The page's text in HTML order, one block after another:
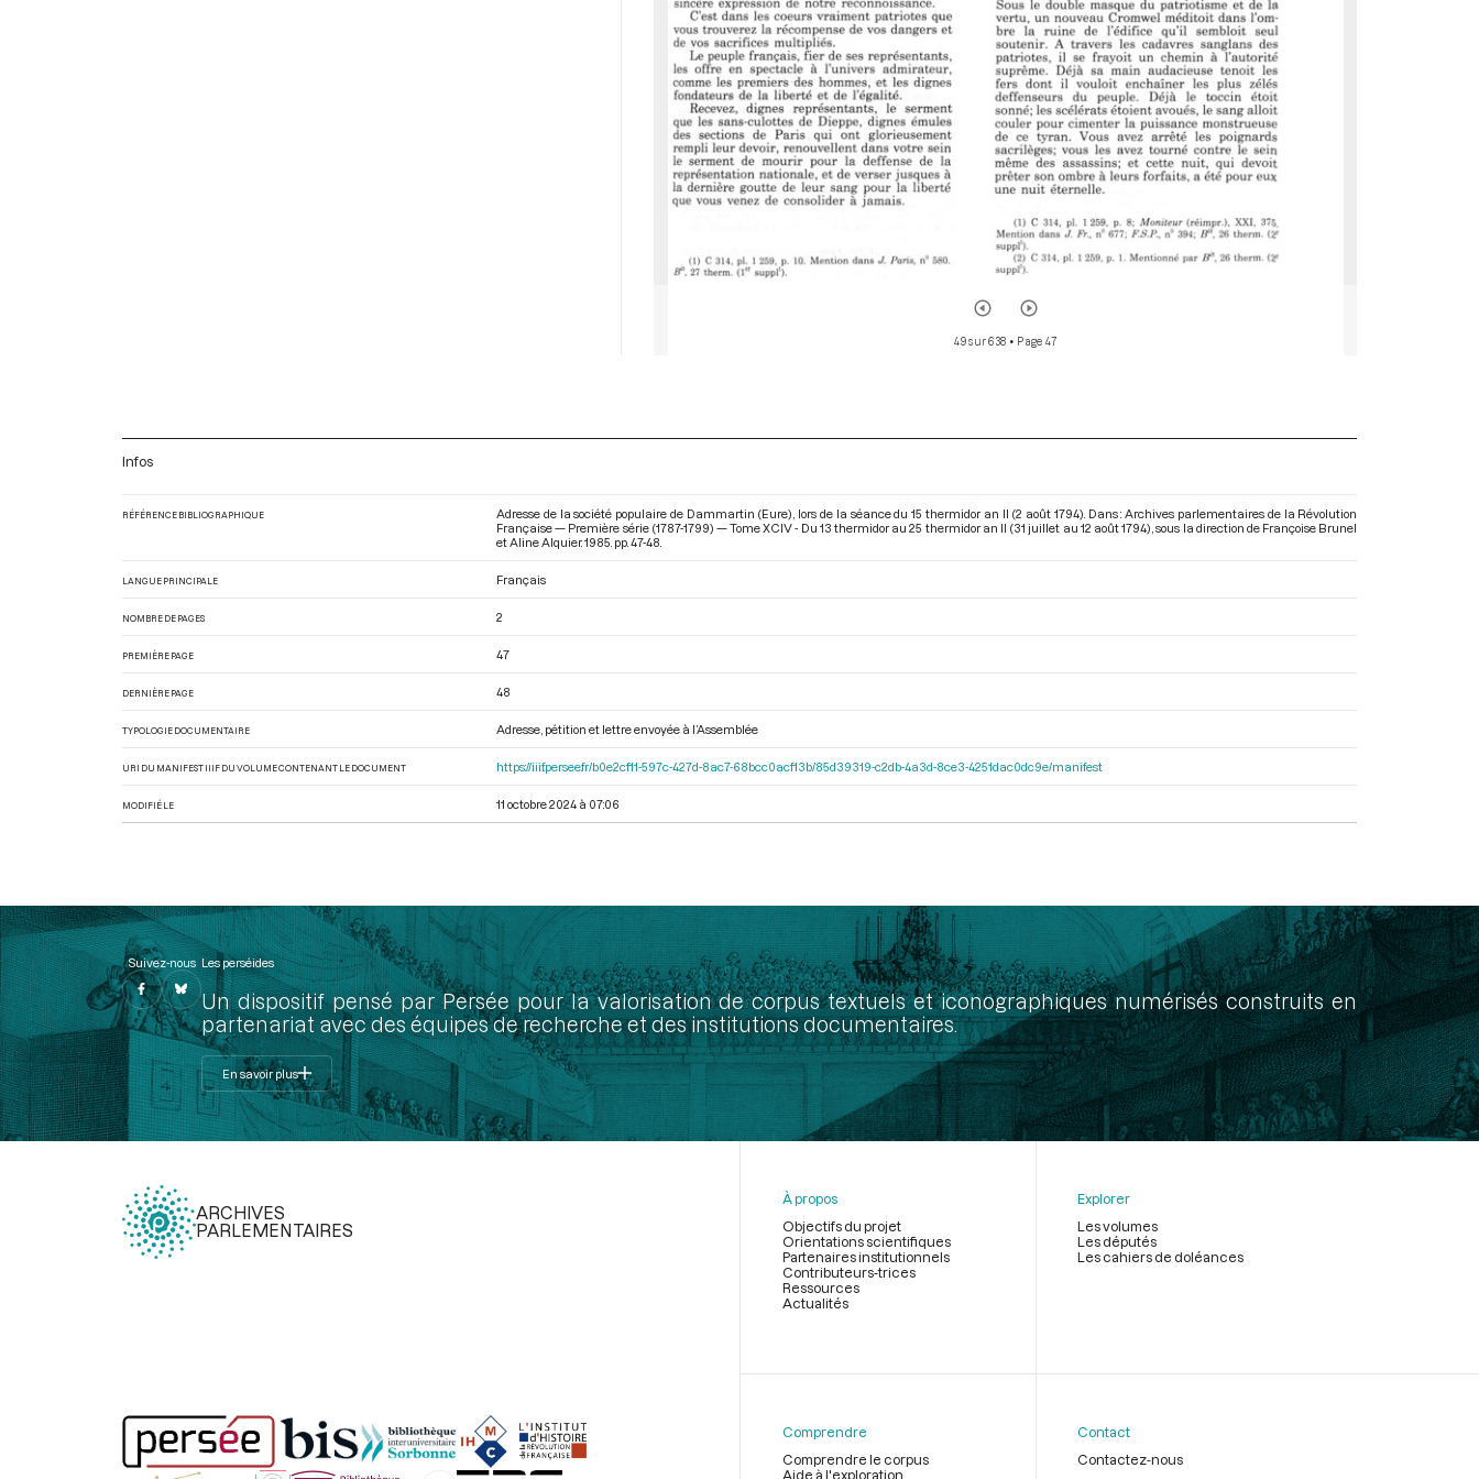
49 sur 638 • Page 47
Infos
RÉFÉRENCE BIBLIOGRAPHIQUE
Adresse de la société populaire de Dammartin (Eure), lors de la séance du 15 thermidor an II (2 août 1794). Dans : Archives parlementaires de la Révolution
Française — Première série (1787-1799) — Tome XCIV - Du 13 thermidor au 25 thermidor an II (31 juillet au 12 août 1794) , sous la direction de Françoise Brunel
et Aline Alquier. 1985. pp. 47-48.
LANGUE PRINCIPALE Français
NOMBRE DE PAGES 2
PREMIÈRE PAGE 47
DERNIÈRE PAGE 48
TYPOLOGIE DOCUMENTAIRE Adresse, pétition et lettre envoyée à l’Assemblée
URI DU MANIFEST IIIF DU VOLUME CONTENANT LE DOCUMENT https://iiif.persee.fr/b0e2cf11-597c-427d-8ac7-68bcc0acf13b/85d39319-c2db-4a3d-8ce3-4251dac0dc9e/manifest
MODIFIÉ LE 11 octobre 2024 à 07:06
Suivez-nous Les perséides
Un dispositif pensé par Persée pour la valorisation de corpus textuels et iconographiques numérisés construits en
partenariat avec des équipes de recherche et des institutions documentaires.
En savoir plus
ARCHIVES
PARLEMENTAIRES
page
À propos
Objectifs du projet
Orientations scientifiques
Partenaires institutionnels
Contributeurs-trices
Ressources
Actualités
Explorer
Les volumes
Les députés
Les cahiers de doléances
Comprendre
Comprendre le corpus
Aide à l'exploration
Contact
Contactez-nous